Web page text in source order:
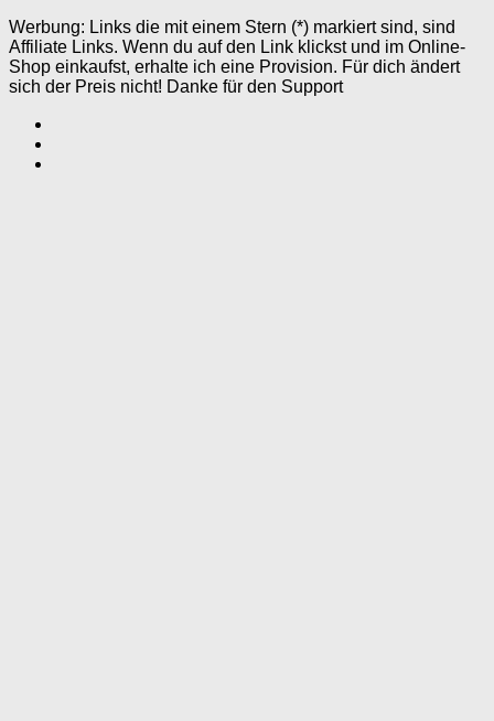
Werbung: Links die mit einem Stern (*) markiert sind, sind
Affiliate Links. Wenn du auf den Link klickst und im Online-
Shop einkaufst, erhalte ich eine Provision. Für dich ändert
sich der Preis nicht! Danke für den Support